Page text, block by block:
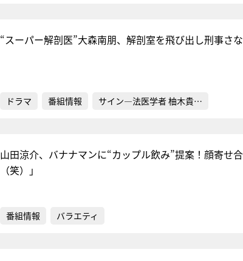
“スーパー解剖医”大森南朋、解剖室を飛び出し刑事さ
ドラマ 番組情報 サイン―法医学者 柚木貴…
山田涼介、バナナマンに“カップル飲み”提案！顔寄せ
（笑）」
番組情報 バラエティ